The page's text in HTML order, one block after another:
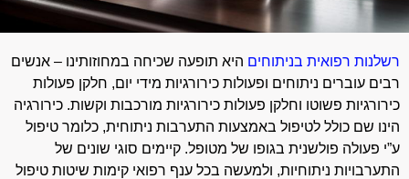
רשלנות רפואית בניתוחיםהיא תופעה שכיחה במחוזותינו – אנשים
רבים עוברים ניתוחים ופעולות כירורגיות מידי יום, חלקן פעולות
כירורגיות פשוטו וחלקן פעולות כירורגיות מורכבות וקשות. כירורגיה
הינו שם כולל לטיפול באמצעות התערבות ניתוחית, כלומר טיפול
ע”י פעולה פולשנית בגופו של מטופל. קיימים סוגי שונים של
התערבויות ניתוחיות, ולמעשה בכל ענף רפואי קימות שיטות טיפול